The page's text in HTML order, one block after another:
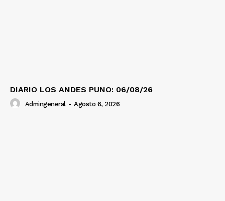
DIARIO LOS ANDES PUNO: 06/08/26
Admingeneral - Agosto 6, 2026